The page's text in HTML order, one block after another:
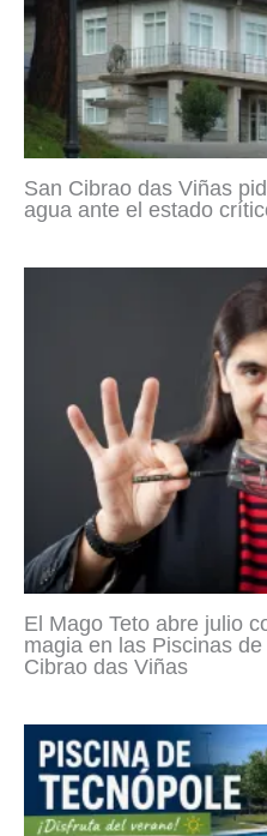
San Cibrao das Viñas
agua ante el estado
El Mago Teto abre julio
magia en las Piscinas
Cibrao das Viñas